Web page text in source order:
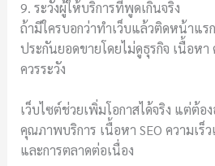
9. ระวังผู้ให้บริการที่พูดเกินจริง
ถ้ามีใครบอกว่าทำเว็บแล้วติดหน้าแ
ประกันยอดขายโดยไม่ดูธุรกิจ เนื้อหา
ควรระวัง
เว็บไซต์ช่วยเพิ่มโอกาสได้จริง แต่ต้อ
คุณภาพบริการ เนื้อหา SEO ความเร็
และการตลาดต่อเนื่อง